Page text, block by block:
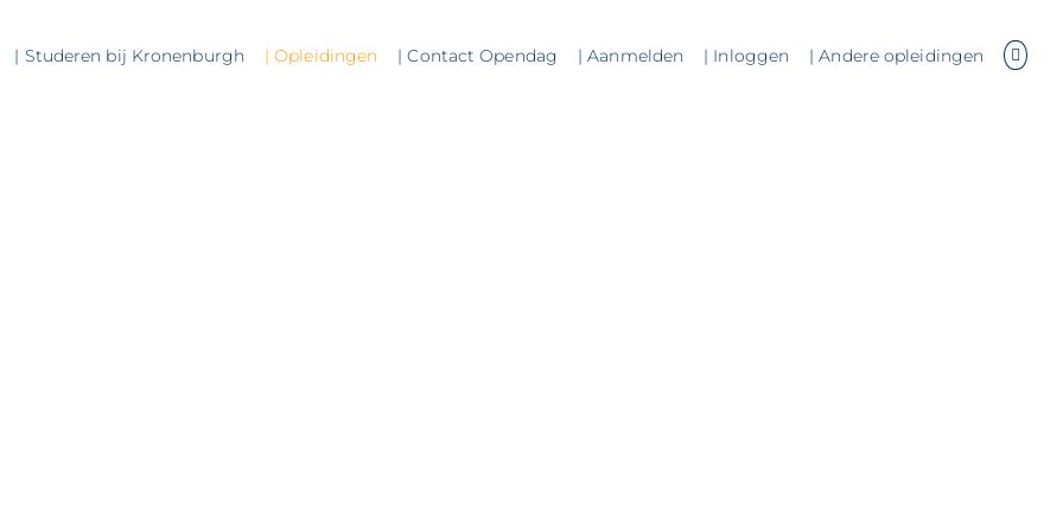
| Studeren bij Kronenburgh | Opleidingen | Contact Opendag | Aanmelden | Inloggen | Andere opleidingen